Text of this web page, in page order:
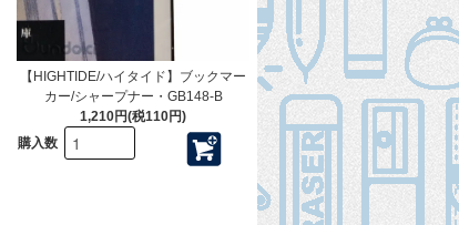
【HIGHTIDE/ハイタイド】ブックマー
カー/シャープナー・GB148-B
1,210円(税110円)
購入数